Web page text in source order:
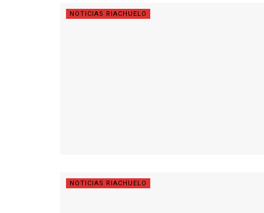
NOTICIAS RIACHUELO
NOTICIAS RIACHUELO